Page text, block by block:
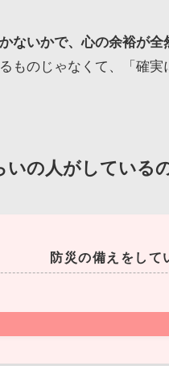
ないかで、心の余裕が全
ものじゃなくて、「確
の人がしている
防災の備えをして